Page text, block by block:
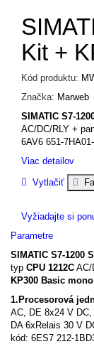
Kit +
Kód produktu:
Značka: Marweb
SIMATIC S7-
AC/DC/RLY +
6AV6 651-
Viac detailov
Vytlačiť
Vyžiadajte si
Parametre
SIMATIC S7-1200
typ CPU 1212C AC/
KP300 Basic mono
1.Procesorová
AC, DE 8x24 V DC,
DA 6xRelais 30 V
kód: 6ES7 212-